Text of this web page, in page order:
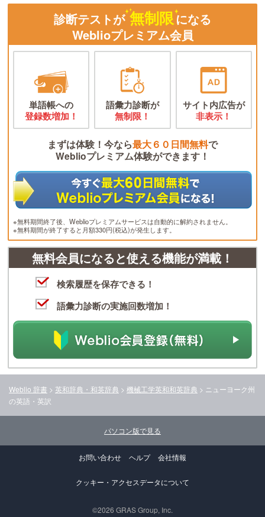
診断テストが 無制限になる
Weblioプレミアム会員
単語帳への
登録数増加！
語彙力診断が
無制限！
サイト内広告が
非表示！
まずは体験！今なら最大６０日間無料で
Weblioプレミアム体験ができます！
※無料期間終了後、Weblioプレミアムサービスは自動的に解約されません。
※無料期間が終了すると月額330円(税込)が発生します。
無料会員になると使える機能が満載！
検索履歴を保存できる！
語彙力診断の実施回数増加！
Weblio 辞書 > 英和辞典・和英辞典 > 機械工学英和和英辞典 > ニューヨーク州
の英語・英訳
パソコン版で見る
お問い合わせ ヘルプ 会社情報
クッキー・アクセスデータについて
©2026 GRAS Group, Inc.